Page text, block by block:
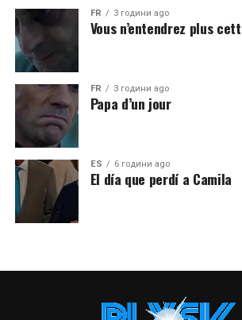
FR 3 години ago
Vous n’entendrez plus
FR 3 години ago
Papa d’un jour
ES 6 години ago
El día que perdí a Camila